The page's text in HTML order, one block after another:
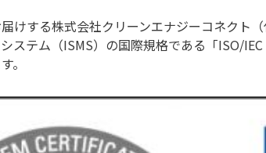
けする株式会社クリーンエナジーコネクト
ステム（ISMS）の国際規格である「ISO/
。